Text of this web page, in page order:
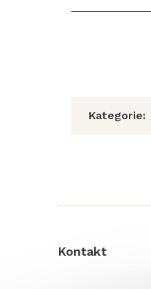
Kategorie:
Kontakt